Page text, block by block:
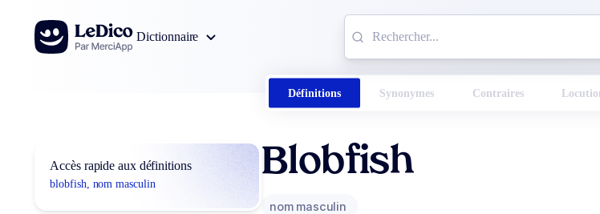
Aller au contenu
Dictionnaire
Définitions Synonymes Contraires
Accès rapide aux définitions
blobfish, nom masculin
Blobfish
nom masculin